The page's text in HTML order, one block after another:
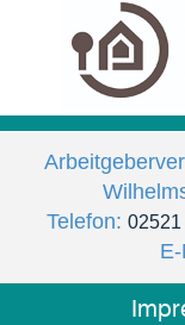
Telefon: 02521